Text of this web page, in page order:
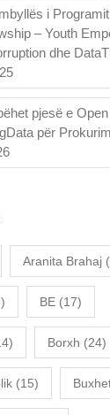
i
– Youth
dhe
pjesë e
për
Aranita Brahaj
BE (17)
Borxh (24)
(15)